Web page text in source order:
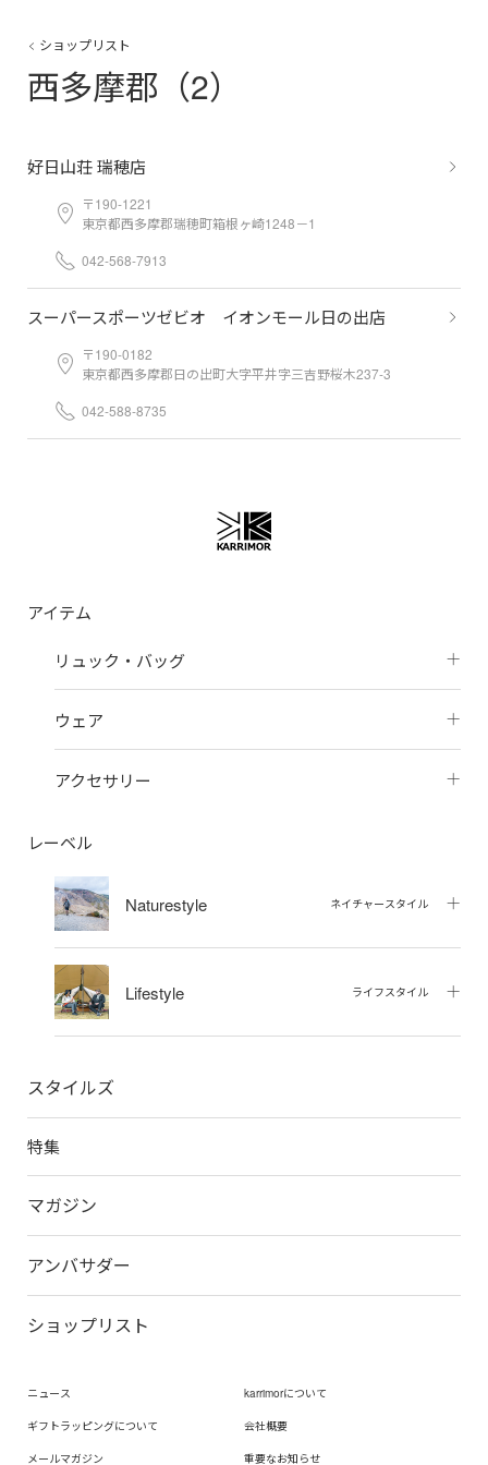
ショップリスト
西多摩郡（2）
好日山荘 瑞穂店
〒190-1221
東京都西多摩郡瑞穂町箱根ヶ崎1248－1
042-568-7913
スーパースポーツゼビオ イオンモール日の出店
〒190-0182
東京都西多摩郡日の出町大字平井字三吉野桜木237-3
042-588-8735
アイテム
リュック・バッグ
ウェア
アクセサリー
レーベル
Naturestyle ネイチャースタイル
Lifestyle ライフスタイル
スタイルズ
特集
マガジン
アンバサダー
ショップリスト
ニュース
ギフトラッピングについて
メールマガジン
karrimorについて
会社概要
重要なお知らせ